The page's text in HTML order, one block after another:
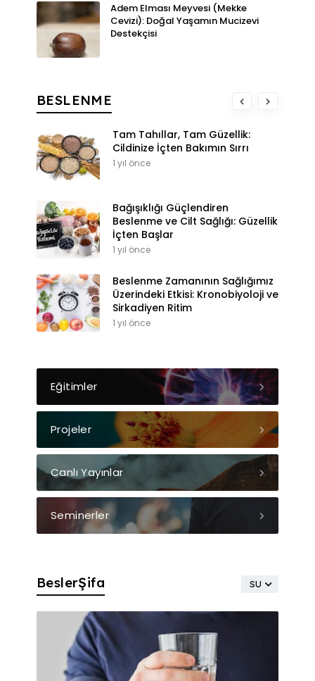
Adem Elması Meyvesi (Mekke
Cevizi): Doğal Yaşamın Mucizevi
Destekçisi
BESLENME
Tam Tahıllar, Tam Güzellik:
Cildinize İçten Bakımın Sırrı
1 yıl önce
Bağışıklığı Güçlendiren
Beslenme ve Cilt Sağlığı: Güzellik
İçten Başlar
1 yıl önce
Beslenme Zamanının Sağlığımız
Üzerindeki Etkisi: Kronobiyoloji ve
Sirkadiyen Ritim
1 yıl önce
Eğitimler
Projeler
Canlı Yayınlar
Seminerler
SU
BeslerŞifa